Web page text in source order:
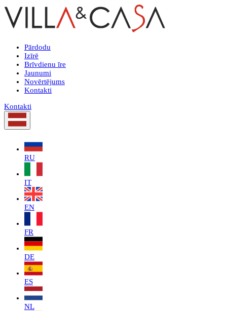
Pārdodu
Izīrē
Brīvdienu īre
Jaunumi
Novērtējums
Kontakti
Kontakti
RU
IT
EN
FR
DE
ES
NL